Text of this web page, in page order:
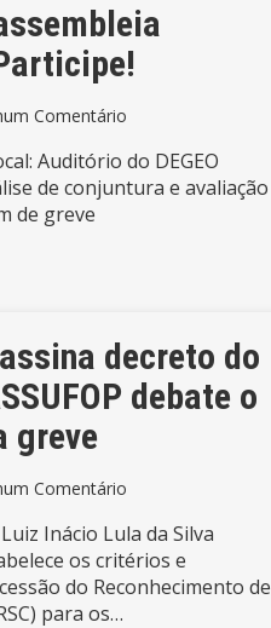
Comentário
Auditório do DEGEO
de conjuntura e avaliação
de greve
decreto do
debate o
greve
Comentário
Inácio Lula da Silva
os critérios e
do Reconhecimento de
para os…